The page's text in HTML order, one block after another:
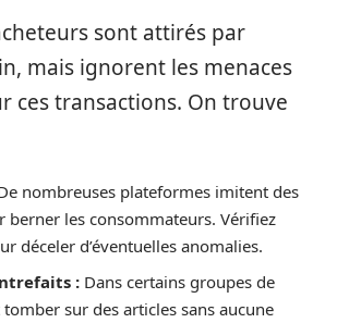
sont attirés par
mais ignorent les menaces
ces transactions. On trouve
nombreuses plateformes imitent des
berner les consommateurs. Vérifiez
déceler d’éventuelles anomalies.
: Dans certains groupes de
sur des articles sans aucune